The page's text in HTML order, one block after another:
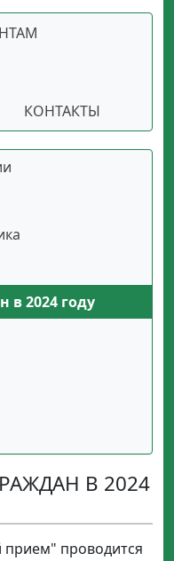
КОНТАКТЫ
2024 году
В 2024
проводится